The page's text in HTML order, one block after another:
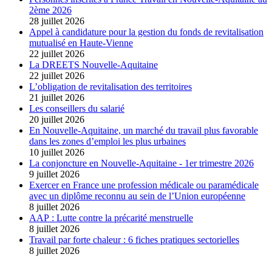
2ème 2026
28 juillet 2026
Appel à candidature pour la gestion du fonds de revitalisation
mutualisé en Haute-Vienne
22 juillet 2026
La DREETS Nouvelle-Aquitaine
22 juillet 2026
L’obligation de revitalisation des territoires
21 juillet 2026
Les conseillers du salarié
20 juillet 2026
En Nouvelle-Aquitaine, un marché du travail plus favorable
dans les zones d’emploi les plus urbaines
10 juillet 2026
La conjoncture en Nouvelle-Aquitaine - 1er trimestre 2026
9 juillet 2026
Exercer en France une profession médicale ou paramédicale
avec un diplôme reconnu au sein de l’Union européenne
8 juillet 2026
AAP : Lutte contre la précarité menstruelle
8 juillet 2026
Travail par forte chaleur : 6 fiches pratiques sectorielles
8 juillet 2026